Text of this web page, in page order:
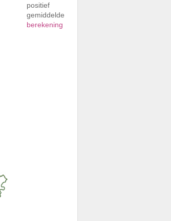
positief
gemiddelde
berekening